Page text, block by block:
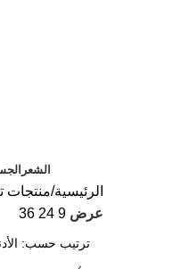
الشعر
الرئيسية منتجات
عرض9
24
36